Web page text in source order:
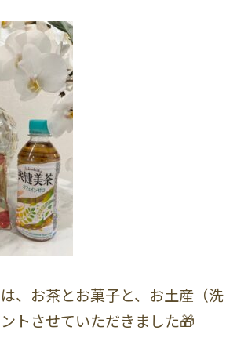
、お茶とお菓子と、お土産（洗
トさせていただきました🎁